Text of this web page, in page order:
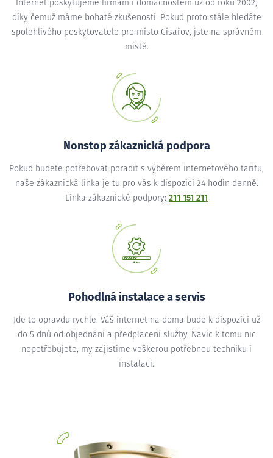
Internet poskytujeme firmám i domácnostem už od roku 2002,
díky čemuž máme bohaté zkušenosti. Pokud proto stále hledáte
spolehlivého poskytovatele pro místo Císařov, jste na správném
místě.
Nonstop zákaznická podpora
Pokud budete potřebovat poradit s výběrem internetového tarifu,
naše zákaznická linka je tu pro vás k dispozici 24 hodin denně.
Linka zákaznické podpory: 211 151 211
Pohodlná instalace a servis
Jde to opravdu rychle. Váš internet na doma bude k dispozici už
do 5 dnů od objednání a předplacení služby. Navíc k tomu nic
nepotřebujete, my zajistíme veškerou potřebnou techniku i
instalaci.